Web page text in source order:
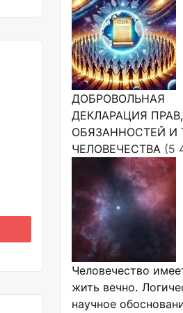
ДОБРОВОЛЬНАЯ
ДЕКЛАРАЦИЯ ПРАВ,
ОБЯЗАННОСТЕЙ И
ЧЕЛОВЕЧЕСТВА (5
Человечество
жить вечно.
научное